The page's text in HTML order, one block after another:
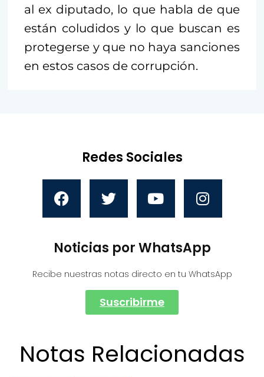
al ex diputado, lo que habla de que
están coludidos y lo que buscan es
protegerse y que no haya sanciones
en estos casos de corrupción.
Redes Sociales
Noticias por WhatsApp
Recibe nuestras notas directo en tu WhatsApp
Suscribirme
Notas Relacionadas